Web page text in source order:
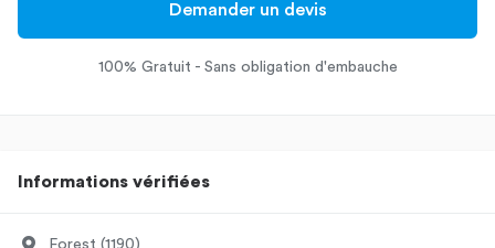
Demander un devis
100% Gratuit - Sans obligation d'embauche
Informations vérifiées
Forest (1190)